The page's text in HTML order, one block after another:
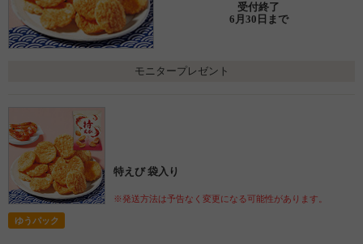
受付終了
6月30日まで
モニタープレゼント
特えび 袋入り
※発送方法は予告なく変更になる可能性があります。
ゆうパック